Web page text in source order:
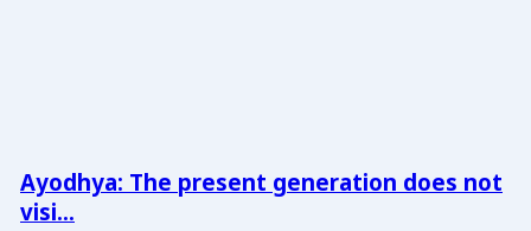
Ayodhya: The present generation does not
visi...